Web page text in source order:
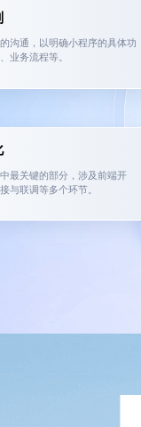
沟通，以明确小程序的具体功
业务流程等。
最关键的部分，涉及前端开
与联调等多个环节。